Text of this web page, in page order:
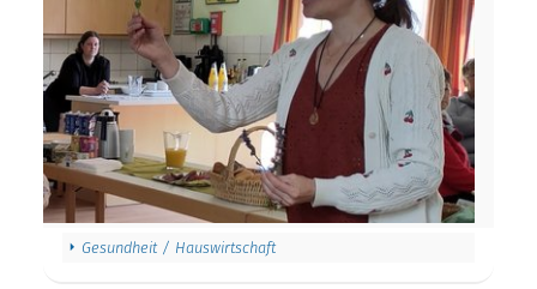
Gesundheit / Hauswirtschaft